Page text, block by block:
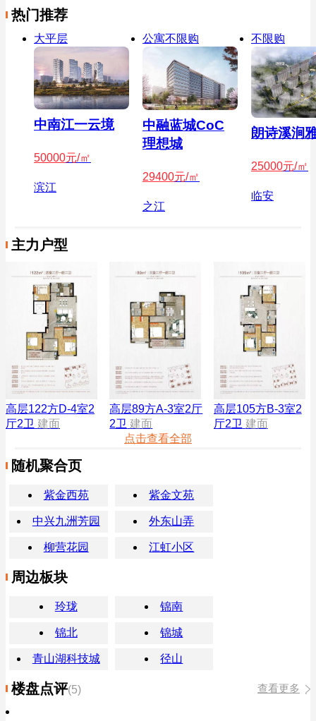
热门推荐
大平层
中南江一云境
50000元/㎡
滨江
公寓不限购
中融蓝城CoC
理想城
29400元/㎡
之江
不限购
朗诗溪涧
25000元/㎡
临安
主力户型
高层122方D-4室2
厅2卫 建面
高层89方A-3室2厅
2卫 建面
高层105方B-3室2
厅2卫 建面
点击查看全部
随机聚合页
紫金西苑 紫金文苑
中兴九洲芳园 外东山弄
柳营花园 江虹小区
周边板块
玲珑 锦南
锦北 锦城
青山湖科技城 径山
楼盘点评(5) 查看更多